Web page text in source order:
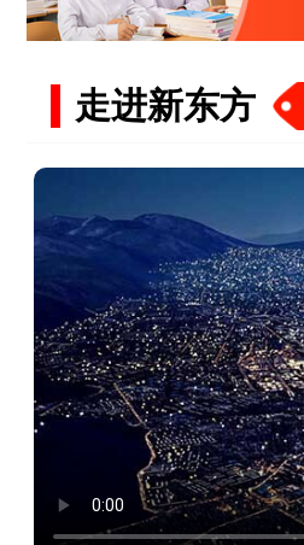
屈*天 15
杜*龙 18
陈*财 23
赵*轩 25
张* 17
张*禄 19
16
刘*瑞 15
走进新东方